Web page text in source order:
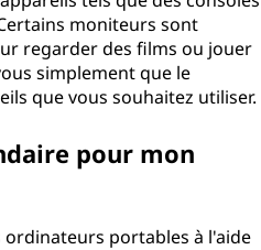
moniteurs sont
regarder des films ou jouer
simplement que le
que vous souhaitez utiliser.
pour mon
portables à l'aide